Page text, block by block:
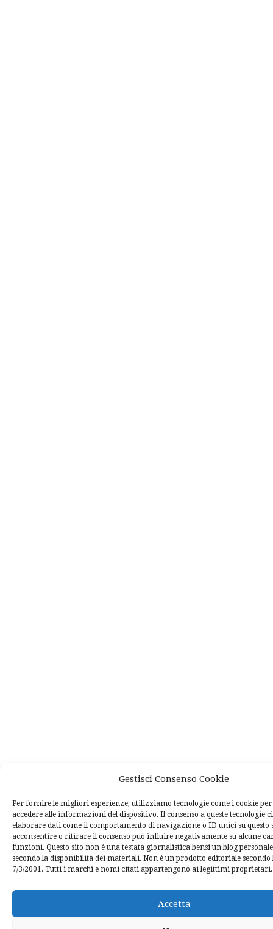
Gestisci Consenso Cookie
Per fornire le migliori esperienze, utilizziamo tecnologie come i cookie
accedere alle informazioni del dispositivo. Il consenso a queste tecnologie
elaborare dati come il comportamento di navigazione o ID unici su questo
acconsentire o ritirare il consenso può influire negativamente su alcune
funzioni. Questo sito non è una testata giornalistica bensì un blog
secondo la disponibilità dei materiali. Non è un prodotto editoriale secondo
7/3/2001. Tutti i marchi e nomi citati appartengono ai legittimi proprietari.
Accetta